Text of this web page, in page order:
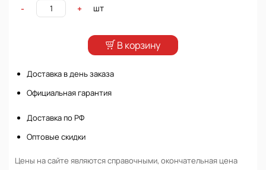
-
+ шт
В корзину
Доставка в день заказа
Официальная гарантия
Доставка по РФ
Оптовые скидки
Цены на сайте являются справочными, окончательная цена